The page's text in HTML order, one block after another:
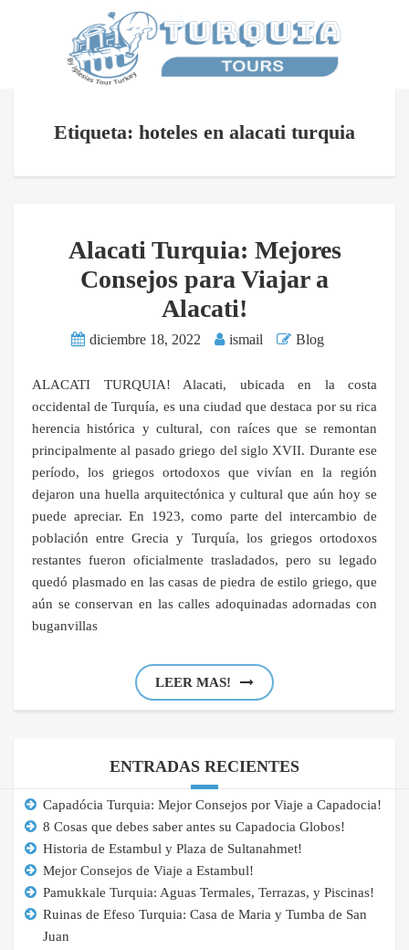
Etiqueta: hoteles en alacati turquia
Alacati Turquia: Mejores
Consejos para Viajar a
Alacati!
diciembre 18, 2022 ismail Blog
ALACATI TURQUIA! Alacati, ubicada en la costa
occidental de Turquía, es una ciudad que destaca por su rica
herencia histórica y cultural, con raíces que se remontan
principalmente al pasado griego del siglo XVII. Durante ese
período, los griegos ortodoxos que vivían en la región
dejaron una huella arquitectónica y cultural que aún hoy se
puede apreciar. En 1923, como parte del intercambio de
población entre Grecia y Turquía, los griegos ortodoxos
restantes fueron oficialmente trasladados, pero su legado
quedó plasmado en las casas de piedra de estilo griego, que
aún se conservan en las calles adoquinadas adornadas con
buganvillas
LEER MAS!
ENTRADAS RECIENTES
Capadócia Turquia: Mejor Consejos por Viaje a Capadocia!
8 Cosas que debes saber antes su Capadocia Globos!
Historia de Estambul y Plaza de Sultanahmet!
Mejor Consejos de Viaje a Estambul!
Pamukkale Turquia: Aguas Termales, Terrazas, y Piscinas!
Ruinas de Efeso Turquia: Casa de Maria y Tumba de San
Juan